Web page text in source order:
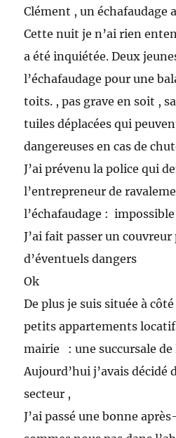
Clément , un échafaudage
Cette nuit je n’ai rien
a été inquiétée. Deux
l’échafaudage pour une
toits. , pas grave en soit ,
tuiles déplacées qui
dangereuses en cas de
J’ai prévenu la police qui
l’entrepreneur de
l’échafaudage : impossible
J’ai fait passer un
d’éventuels dangers
Ok
De plus je suis située à
petits appartements
mairie : une succursale de
Aujourd’hui j’avais décidé
secteur ,
J’ai passé une bonne